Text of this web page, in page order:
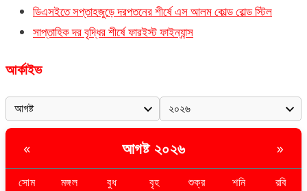
ডিএসইতে সপ্তাহজুড়ে দরপতনের শীর্ষে এস আলম কোল্ড রোল্ড স্টিল
সাপ্তাহিক দর বৃদ্ধির শীর্ষে ফারইস্ট ফাইন্যান্স
আর্কাইভ
« আগষ্ট ২০২৬ »
সোম মঙ্গল বুধ বৃহ শুক্র শনি রবি